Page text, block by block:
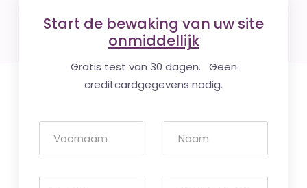
Start de bewaking van uw site
onmiddellijk
Gratis test van 30 dagen. Geen
creditcardgegevens nodig.